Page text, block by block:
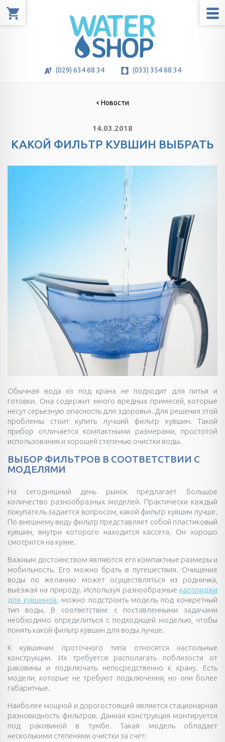
(029) 634 68 34 (033) 354 68 34
Новости
14.03.2018
КАКОЙ ФИЛЬТР КУВШИН ВЫБРАТЬ
Обычная вода из под крана не подходит для питья и
готовки. Она содержит много вредных примесей, которые
несут серьезную опасность для здоровья. Для решения этой
проблемы стоит купить лучший фильтр кувшин. Такой
прибор отличается компактными размерами, простотой
использования и хорошей степенью очистки воды.
ВЫБОР ФИЛЬТРОВ В СООТВЕТСТВИИ С
МОДЕЛЯМИ
На сегодняшний день рынок предлагает большое
количество разнообразных моделей. Практически каждый
покупатель задается вопросом, какой фильтр кувшин лучше.
По внешнему виду фильтр представляет собой пластиковый
кувшин, внутри которого находится кассета. Он хорошо
смотрится на кухне.
Важным достоинством являются его компактные размеры и
мобильность. Его можно брать в путешествия. Очищение
воды по желанию может осуществляться из родничка,
выезжая на природу. Используя разнообразные картриджи
для кувшинов , можно подстроить модель под конкретный
тип воды. В соответствие с поставленными задачами
необходимо определиться с подходящей моделью, чтобы
понять какой фильтр кувшин для воды лучше.
К кувшинам проточного типа относятся настольные
конструкции. Их требуется располагать поблизости от
раковины и подключать непосредственно к крану. Есть
модели, которые не требуют подключения, но они более
габаритные.
Наиболее мощной и дорогостоящей является стационарная
разновидность фильтров. Данная конструкция монтируется
под раковиной в тумбе. Такая модель обладает
несколькими степенями очистки за счет: